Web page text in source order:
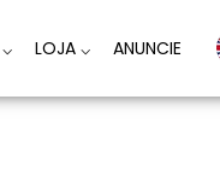
⌵ LOJA ⌵ ANUNCIE